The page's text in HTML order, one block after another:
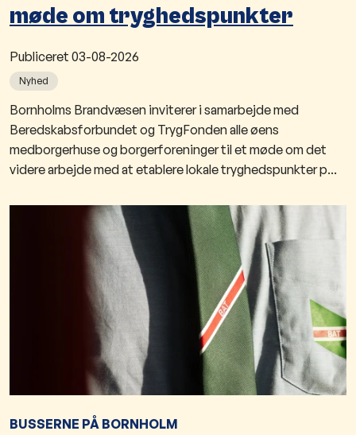
møde om tryghedspunkter
Publiceret 03-08-2026
Nyhed
Bornholms Brandvæsen inviterer i samarbejde med
Beredskabsforbundet og TrygFonden alle øens
medborgerhuse og borgerforeninger til et møde om det
videre arbejde med at etablere lokale tryghedspunkter p...
BUSSERNE PÅ BORNHOLM